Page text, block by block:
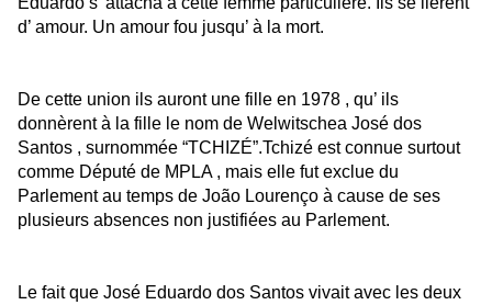
d’ amour. Un amour fou jusqu’ à la mort.
De cette union ils auront une fille en 1978 , qu’ ils
donnèrent à la fille le nom de Welwitschea José dos
Santos , surnommée “TCHIZÉ”.Tchizé est connue surtout
comme Député de MPLA , mais elle fut exclue du
Parlement au temps de João Lourenço à cause de ses
plusieurs absences non justifiées au Parlement.
Le fait que José Eduardo dos Santos vivait avec les deux